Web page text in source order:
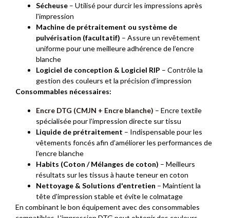
Sécheuse – Utilisé pour durcir les impressions après
l'impression
Machine de prétraitement ou système de
pulvérisation (facultatif) – Assure un revêtement
uniforme pour une meilleure adhérence de l’encre
blanche
Logiciel de conception & Logiciel RIP – Contrôle la
gestion des couleurs et la précision d’impression
Consommables nécessaires:
Encre DTG (CMJN + Encre blanche) – Encre textile
spécialisée pour l’impression directe sur tissu
Liquide de prétraitement – Indispensable pour les
vêtements foncés afin d’améliorer les performances de
l’encre blanche
Habits (Coton / Mélanges de coton) – Meilleurs
résultats sur les tissus à haute teneur en coton
Nettoyage & Solutions d'entretien – Maintient la
tête d'impression stable et évite le colmatage
En combinant le bon équipement avec des consommables